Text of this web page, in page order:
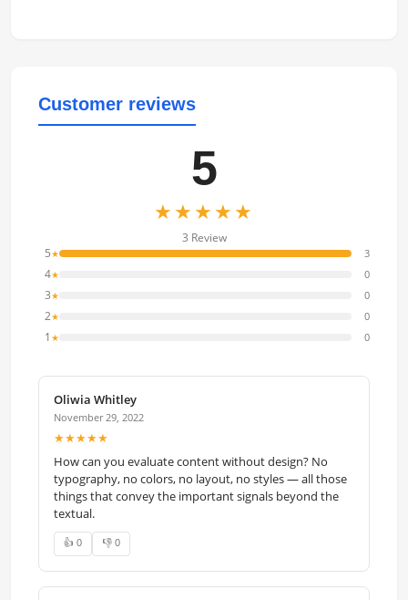
Customer reviews
5
★★★★★
3 Review
5★ 3
4★ 0
3★ 0
2★ 0
1 ★ 0
Oliwia Whitley
November 29, 2022
★★★★★
How can you evaluate content without design? No
typography, no colors, no layout, no styles — all those
things that convey the important signals beyond the
textual.
👍 0 👎 0